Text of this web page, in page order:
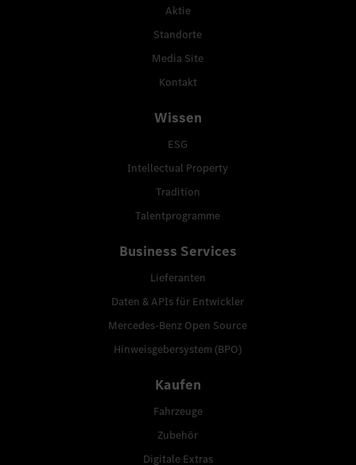
Aktie
Standorte
Media Site
Kontakt
Wissen
ESG
Intellectual Property
Tradition
Talentprogramme
Business Services
Lieferanten
Daten & APIs für Entwickler
Mercedes-Benz Open Source
Hinweisgebersystem (BPO)
Kaufen
Fahrzeuge
Zubehör
Digitale Extras